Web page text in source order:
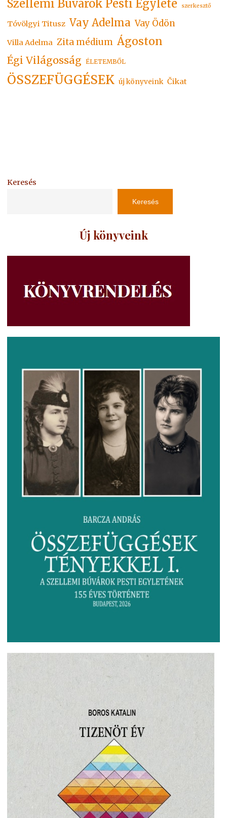
Szellemi Búvárok Pesti Egylete szerkesztő
Tóvölgyi Titusz Vay Adelma Vay Ödön
Villa Adelma Zita médium Ágoston
Égi Világosság ÉLETEMBŐL
ÖSSZEFÜGGÉSEK új könyveink Čikat
Keresés
Keresés
Új könyveink